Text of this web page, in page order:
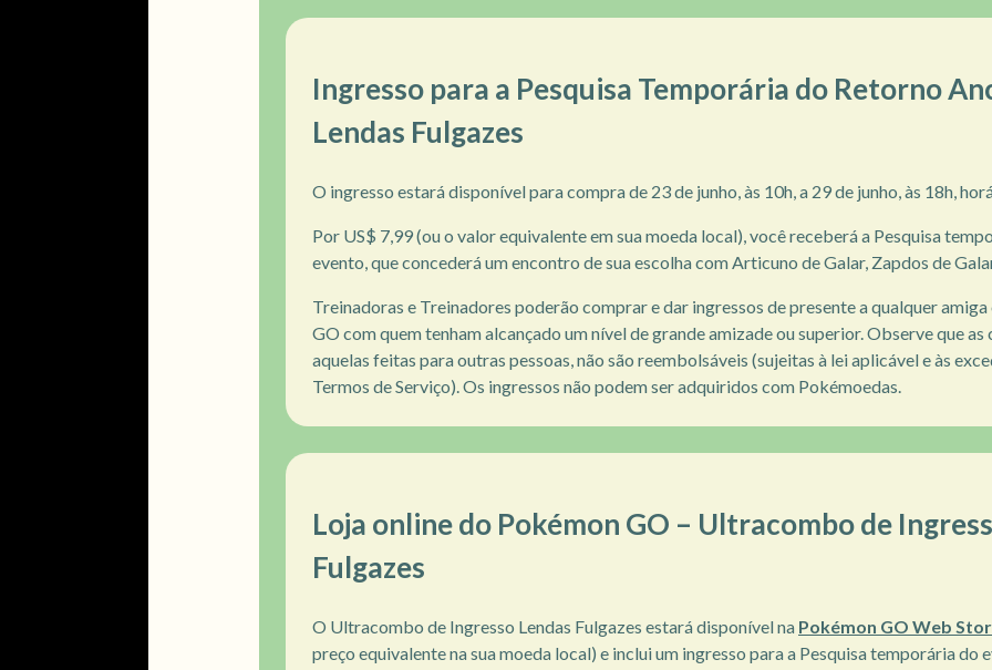
Ingresso para a Pesquisa Temporária do Retorno
Lendas Fulgazes
O ingresso estará disponível para compra de 23 de junho, às 10h, a 29 de junho, às 18h,
Por US$ 7,99 (ou o valor equivalente em sua moeda local), você receberá a Pesquisa
evento, que concederá um encontro de sua escolha com Articuno de Galar, Zapdos de
Treinadoras e Treinadores poderão comprar e dar ingressos de presente a qualquer
GO com quem tenham alcançado um nível de grande amizade ou superior. Observe que
aquelas feitas para outras pessoas, não são reembolsáveis ​​(sujeitas à lei aplicável e às
Termos de Serviço). Os ingressos não podem ser adquiridos com Pokémoedas.
Loja online do Pokémon GO – Ultracombo de
Fulgazes
O Ultracombo de Ingresso Lendas Fulgazes estará disponível na Pokémon GO Web
preço equivalente na sua moeda local) e inclui um ingresso para a Pesquisa temporária do